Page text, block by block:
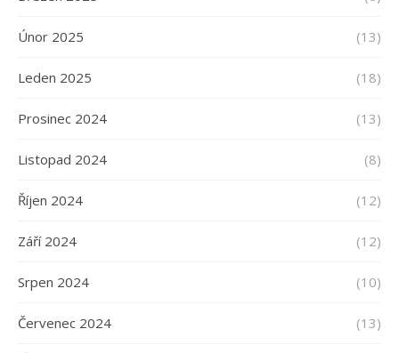
Únor 2025 (13)
Leden 2025 (18)
Prosinec 2024 (13)
Listopad 2024 (8)
Říjen 2024 (12)
Září 2024 (12)
Srpen 2024 (10)
Červenec 2024 (13)